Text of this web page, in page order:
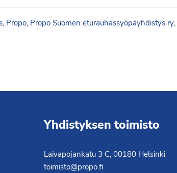
, Propo, Propo Suomen eturauhassyöpäyhdistys ry,
Yhdistyksen toimisto
Laivapojankatu 3 C, 00180 Helsinki
toimisto@propo.fi